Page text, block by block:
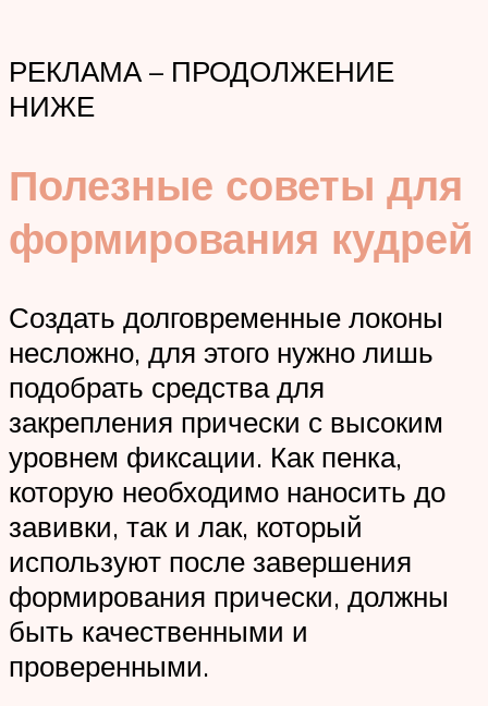
РЕКЛАМА – ПРОДОЛЖЕНИЕ
НИЖЕ
Полезные советы для
формирования кудрей
Создать долговременные локоны
несложно, для этого нужно лишь
подобрать средства для
закрепления прически с высоким
уровнем фиксации. Как пенка,
которую необходимо наносить до
завивки, так и лак, который
используют после завершения
формирования прически, должны
быть качественными и
проверенными.